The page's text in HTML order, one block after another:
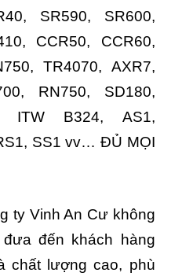
SR590, SR600,
CCR50, CCR60,
TR4070, AXR7,
RN750, SD180,
ITW B324, AS1,
SS1 vv… ĐỦ MỌI
ty Vinh An Cư không
đến khách hàng
chất lượng cao, phù